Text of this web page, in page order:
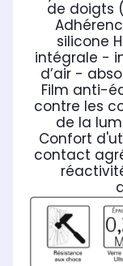
de doigts
silicone
intégrale -
d’air -
Film anti-
contre les
de la
Confort
contact